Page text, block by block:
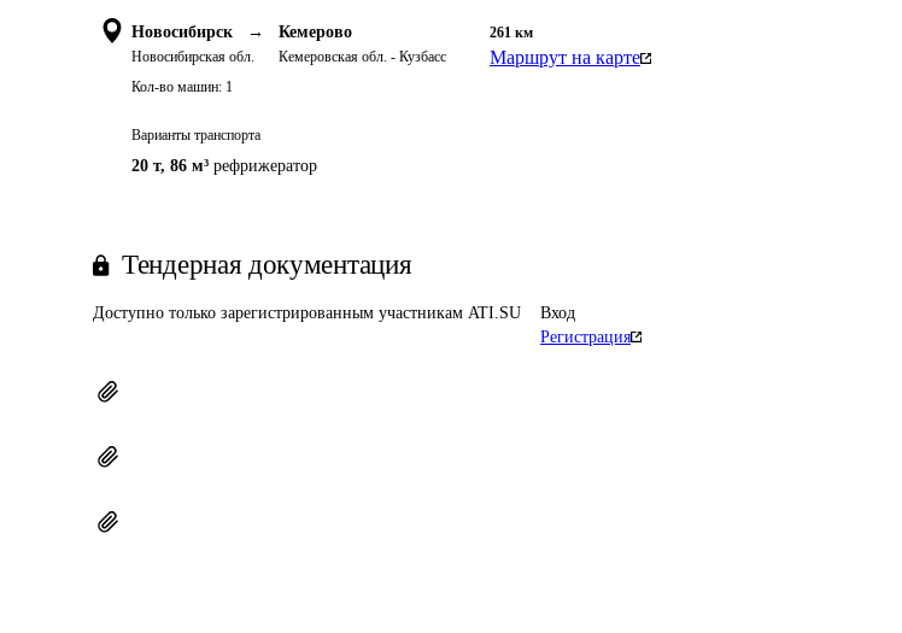
Новосибирск →
Новосибирская обл.
Кемерово
Кемеровская обл. - Кузбасс
261 км
Маршрут на карте
Кол-во машин: 1
Варианты транспорта
20 т, 86 м³ рефрижератор
Тендерная документация
Доступно только зарегистрированным участникам ATI.SU
Вход
Регистрация